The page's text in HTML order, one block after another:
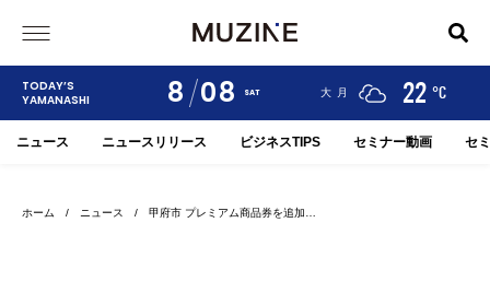
TODAY’S
YAMANASHI
8 08 SAT
甲府 河口湖 大月 22 °C
ニュース ニュースリリース ビジネスTIPS セミナー動画 セ
ホーム / ニュース / 甲府市 プレミアム商品券を追加…